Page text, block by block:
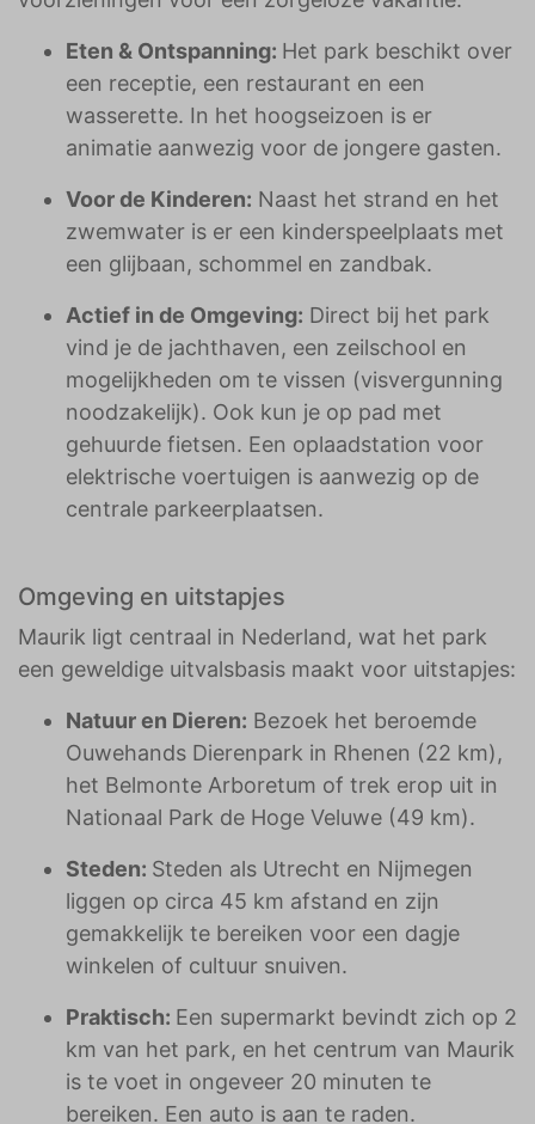
Eten & Ontspanning: Het park beschikt over
een receptie, een restaurant en een
wasserette. In het hoogseizoen is er
animatie aanwezig voor de jongere gasten.
Voor de Kinderen: Naast het strand en het
zwemwater is er een kinderspeelplaats met
een glijbaan, schommel en zandbak.
Actief in de Omgeving: Direct bij het park
vind je de jachthaven, een zeilschool en
mogelijkheden om te vissen (visvergunning
noodzakelijk). Ook kun je op pad met
gehuurde fietsen. Een oplaadstation voor
elektrische voertuigen is aanwezig op de
centrale parkeerplaatsen.
Omgeving en uitstapjes
Maurik ligt centraal in Nederland, wat het park
een geweldige uitvalsbasis maakt voor uitstapjes:
Natuur en Dieren: Bezoek het beroemde
Ouwehands Dierenpark in Rhenen (22 km),
het Belmonte Arboretum of trek erop uit in
Nationaal Park de Hoge Veluwe (49 km).
Steden: Steden als Utrecht en Nijmegen
liggen op circa 45 km afstand en zijn
gemakkelijk te bereiken voor een dagje
winkelen of cultuur snuiven.
Praktisch: Een supermarkt bevindt zich op 2
km van het park, en het centrum van Maurik
is te voet in ongeveer 20 minuten te
bereiken. Een auto is aan te raden.